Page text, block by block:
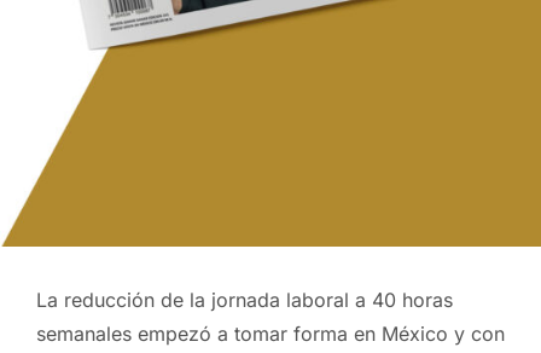
La reducción de la jornada laboral a 40 horas
semanales empezó a tomar forma en México y con